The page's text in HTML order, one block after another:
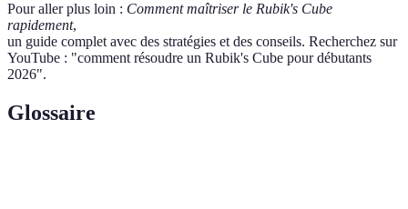
Pour aller plus loin : Comment maîtriser le Rubik's Cube
rapidement,
un guide complet avec des stratégies et des conseils. Recherchez sur
YouTube : "comment résoudre un Rubik's Cube pour débutants
2026".
Glossaire